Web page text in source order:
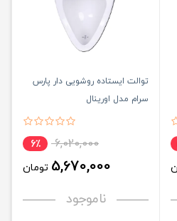
توالت ایستاده روشویی دار پارس
سرام مدل اورینال
6,020,000 6٪
5,670,000 تومان
ناموجود